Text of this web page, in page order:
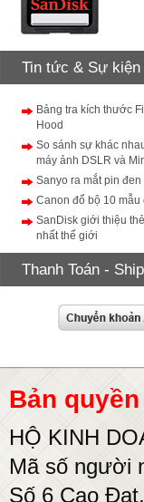
Tin tức & Sự kiện
Bảng tra kích thước
Hood
So sánh sự khác
máy ảnh DSLR và
Sanyo ra mắt pin
Canon đổ bộ 10 mẫu
SanDisk giới thiệu
nhất thế giới
Thanh Toán -
Bản quyền
HỘ KINH
Mã số người
Số 6 Cao